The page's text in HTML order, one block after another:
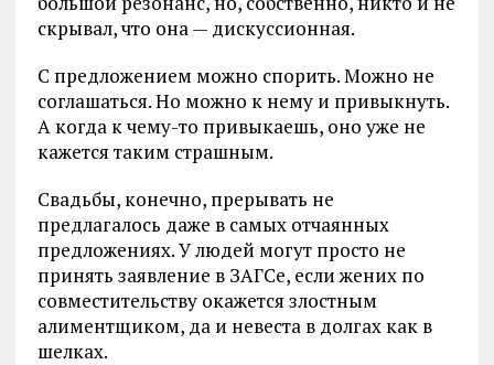
скрывал, что она — дискуссионная.
С предложением можно спорить. Можно не
соглашаться. Но можно к нему и привыкнуть.
А когда к чему-то привыкаешь, оно уже не
кажется таким страшным.
Свадьбы, конечно, прерывать не
предлагалось даже в самых отчаянных
предложениях. У людей могут просто не
принять заявление в ЗАГСе, если жених по
совместительству окажется злостным
алиментщиком, да и невеста в долгах как в
шелках.